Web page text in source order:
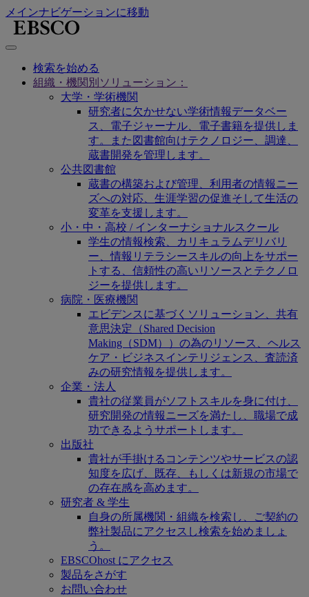
メインナビゲーションに移動
検索を始める
組織・機関別ソリューション：
大学・学術機関
研究者に欠かせない学術情報データベー
ス、電子ジャーナル、電子書籍を提供しま
す。また図書館向けテクノロジー、調達、
蔵書開発を管理します。
公共図書館
蔵書の構築および管理、利用者の情報ニー
ズへの対応、生涯学習の促進そして生活の
変革を支援します。
小・中・高校 / インターナショナルスクール
学生の情報検索、カリキュラムデリバリ
ー、情報リテラシースキルの向上をサポー
トする、信頼性の高いリソースとテクノロ
ジーを提供します。
病院・医療機関
エビデンスに基づくソリューション、共有
意思決定（Shared Decision
Making（SDM））の為のリソース、ヘルス
ケア・ビジネスインテリジェンス、査読済
みの研究情報を提供します。
企業・法人
貴社の従業員がソフトスキルを身に付け、
研究開発の情報ニーズを満たし、職場で成
功できるようサポートします。
出版社
貴社が手掛けるコンテンツやサービスの認
知度を広げ、既存、もしくは新規の市場で
の存在感を高めます。
研究者 & 学生
自身の所属機関・組織を検索し、ご契約の
弊社製品にアクセスし検索を始めましょ
う。
EBSCOhost にアクセス
製品をさがす
お問い合わせ